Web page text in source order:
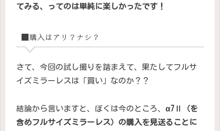
てみる、ってのは単純に楽しかったです！
■購入はアリ？ナシ？
さて、今回の試し撮りを踏まえて、果たしてフルサ
イズミラーレスは「買い」なのか？？
結論から言いますと、ぼくは今のところ、 α7Ⅱ（を
含めフルサイズミラーレス）の購入を見送ることに